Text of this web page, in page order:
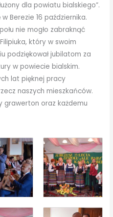
dla powiatu bialskiego”.
Berezie 16 października.
nie mogło zabraknąć
który w swoim
podziękował jubilatom za
w powiecie bialskim.
lat pięknej pracy
naszych mieszkańców.
grawerton oraz każdemu